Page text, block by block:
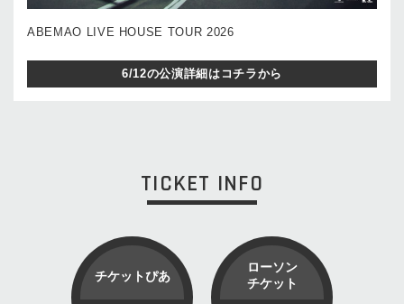
ABEMAO LIVE HOUSE TOUR 2026
6/12の公演詳細はコチラから
TICKET INFO
チケットぴあ
ローソン
チケット